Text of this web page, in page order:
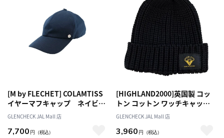
[M by FLECHET] COLAMTISS
イヤーマフキャップ ネイビ
ー L
GLENCHECK JAL Mall 店
7,700 円 （税込）
[HIGHLAND2000]英国製 コッ
トン コットン ワッチキャップ
ブラック [ネコポス便出荷]
GLENCHECK JAL Mall 店
3,960 円 （税込）